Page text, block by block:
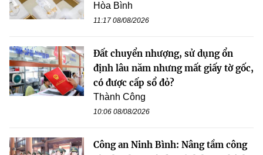
Hòa Bình
11:17 08/08/2026
Đất chuyển nhượng, sử dụng ổn
định lâu năm nhưng mất giấy tờ gốc,
có được cấp sổ đỏ?
Thành Công
10:06 08/08/2026
Công an Ninh Bình: Nâng tầm công